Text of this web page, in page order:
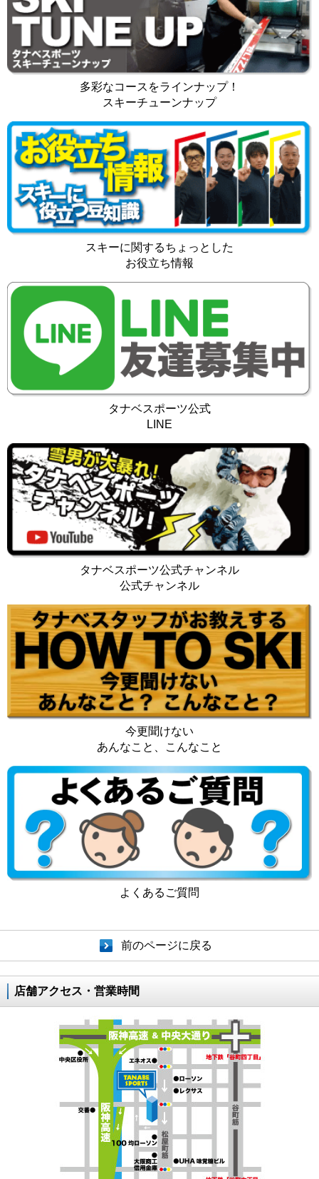
多彩なコースをラインナップ！
スキーチューンナップ
スキーに関するちょっとした
お役立ち情報
タナベスポーツ公式
LINE
タナベスポーツ公式チャンネル
公式チャンネル
今更聞けない
あんなこと、こんなこと
よくあるご質問
前のページに戻る
店舗アクセス・営業時間